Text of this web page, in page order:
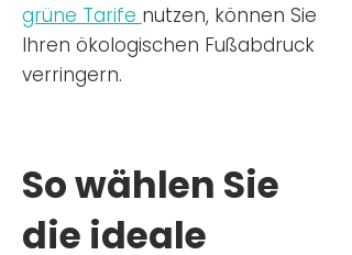
grüne Tarife nutzen, können Sie
Ihren ökologischen Fußabdruck
verringern.
So wählen Sie
die ideale